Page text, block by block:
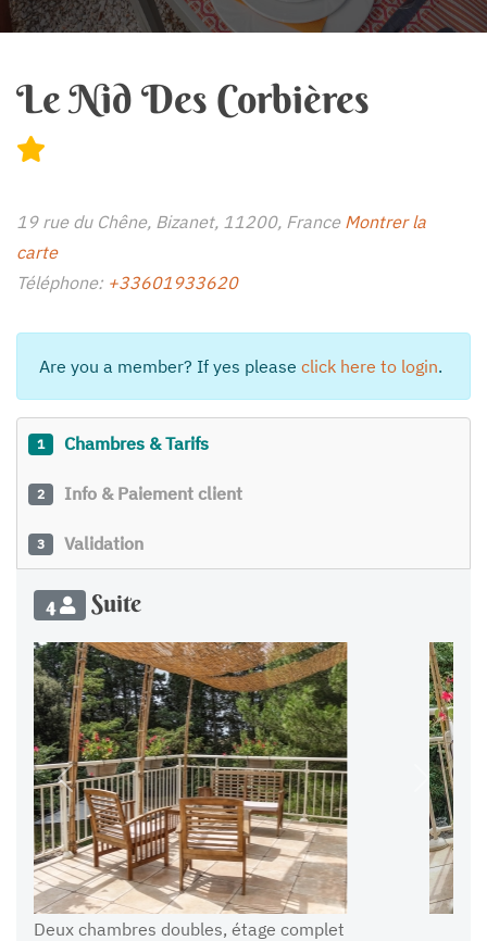
Le Nid Des Corbières
19 rue du Chêne, Bizanet, 11200, France Montrer la
carte
Téléphone: +33601933620
Are you a member? If yes please click here to login.
1 Chambres & Tarifs
2 Info & Paiement client
3 Validation
4 Suite
Précédent Suivant
Deux chambres doubles, étage complet